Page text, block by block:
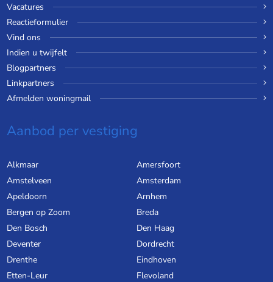
Vacatures
Reactieformulier
Vind ons
Indien u twijfelt
Blogpartners
Linkpartners
Afmelden woningmail
Aanbod per vestiging
Alkmaar
Amersfoort
Amstelveen
Amsterdam
Apeldoorn
Arnhem
Bergen op Zoom
Breda
Den Bosch
Den Haag
Deventer
Dordrecht
Drenthe
Eindhoven
Etten-Leur
Flevoland